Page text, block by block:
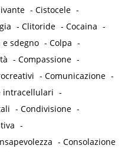
-Cistocele -
-Clitoride -Cocaina -
e sdegno -Colpa -
-Compassione -
-Comunicazione -
intracellulari -
-Condivisione -
-
-Consolazione